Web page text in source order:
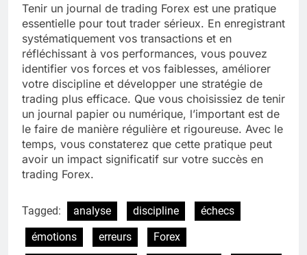
Tenir un journal de trading Forex est une pratique
essentielle pour tout trader sérieux. En enregistrant
systématiquement vos transactions et en
réfléchissant à vos performances, vous pouvez
identifier vos forces et vos faiblesses, améliorer
votre discipline et développer une stratégie de
trading plus efficace. Que vous choisissiez de tenir
un journal papier ou numérique, l’important est de
le faire de manière régulière et rigoureuse. Avec le
temps, vous constaterez que cette pratique peut
avoir un impact significatif sur votre succès en
trading Forex.
Tagged: analyse discipline
échecs
émotions
erreurs
Forex